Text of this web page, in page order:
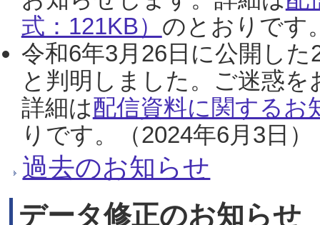
式：121KB） のとおりです
令和6年3月26日に公開し
と判明しました。ご迷惑
詳細は配信資料に関するお
りです。（2024年6月3日）
過去のお知らせ
データ修正のお知らせ